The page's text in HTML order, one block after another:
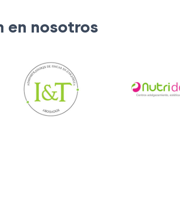
en nosotros